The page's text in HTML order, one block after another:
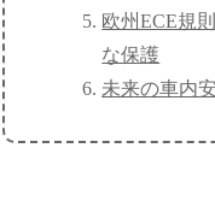
欧州ECE規
な保護
未来の車内